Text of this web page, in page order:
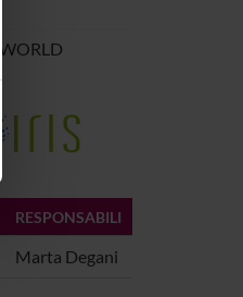
«WORLD
RESPONSABILI
Marta Degani